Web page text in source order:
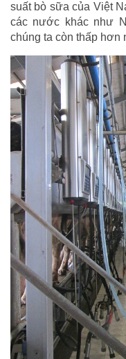
suất bò sữa của Việt
các nước khác như
chúng ta còn thấp hơn